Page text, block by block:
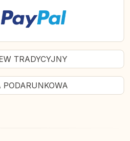
TRADYCYJNY
PODARUNKOWA